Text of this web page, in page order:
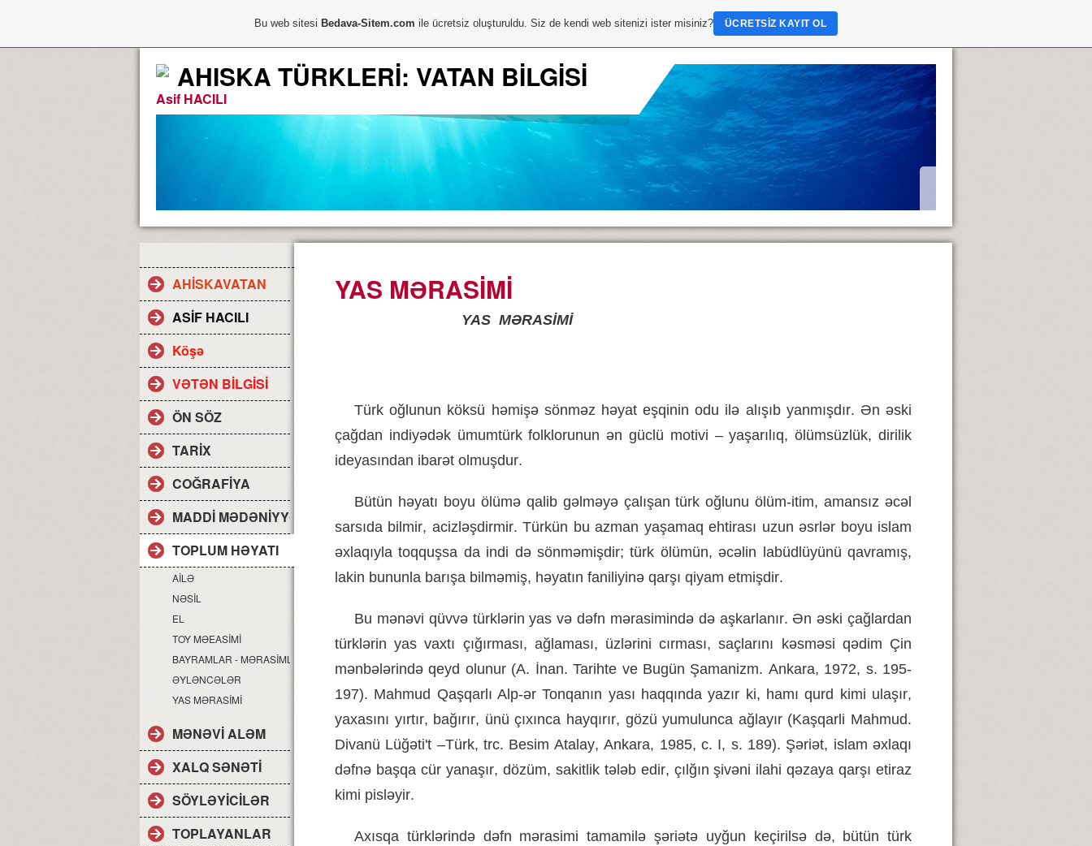
AHISKA TÜRKLERİ: VATAN BİLGİSİ
Asif HACILI
AHİSKAVATAN
ASİF HACILI
Köşə
VƏTƏN BİLGİSİ
ÖN SÖZ
TARİX
COĞRAFİYA
MADDİ MƏDƏNİYYƏT
TOPLUM HƏYATI
AİLƏ
NƏSİL
EL
TOY MƏEASİMİ
BAYRAMLAR - MƏRASİMLƏR
ƏYLƏNCƏLƏR
YAS MƏRASİMİ
MƏNƏVİ ALƏM
XALQ SƏNƏTİ
SÖYLƏYİCİLƏR
TOPLAYANLAR
YAS MƏRASİMİ
YAS MƏRASİMİ
Türk oğlunun köksü həmişə sönməz həyat eşqinin odu ilə alışıb yanmışdır. Ən əski
çağdan indiyədək ümumtürk folklorunun ən güclü motivi –yaşarılıq,ölümsüzlük,dirilik
ideyasından ibarət olmuşdur.
Bütün həyatı boyu ölümə qalib gəlməyə çalışan türk oğlunu ölüm-itim,amansız əcəl
sarsıda bilmir, acizləşdirmir.Türkün bu azman yaşamaq ehtirası uzun əsrlər boyu islam
əxlaqıyla toqquşsa da indi də sönməmişdir;türk ölümün,əcəlin labüdlüyünü qavramış,
lakin bununla barışa bilməmiş, həyatın faniliyinə qarşı qiyam etmişdir.
Bu mənəvi qüvvə türklərin yas və dəfn mərasimində də aşkarlanır.Ən əski çağlardan
türklərin yas vaxtı çığırması, ağlaması, üzlərini cırması,saçlarını kəsməsi qədim Çin
mənbələrində qeyd olunur(A. İnan.Tarihte ve Bugün Şamanizm. Ankara, 1972, s. 195-
197). Mahmud Qaşqarlı Alp-ər Tonqanın yası haqqında yazır ki, hamı qurd kimi ulaşır,
yaxasını yırtır, bağırır, ünü çıxınca hayqırır, gözü yumulunca ağlayır(Kaşqarli Mahmud.
Divanü Lüğəti't –Türk,trc. Besim Atalay,Ankara, 1985, c. I, s. 189). Şəriət, islam əxlaqı
dəfnə başqa cür yanaşır, dözüm, sakitlik tələb edir, çılğın şivəni ilahi qəzaya qarşı etiraz
kimi pisləyir.
Axısqa türklərində dəfn mərasimi tamamilə şəriətə uyğun keçirilsə də, bütün türk
Bu web sitesi Bedava-Sitem.com ile ücretsiz oluşturuldu. Siz de kendi web sitenizi ister misiniz? ÜCRETSIZ KAYIT OL